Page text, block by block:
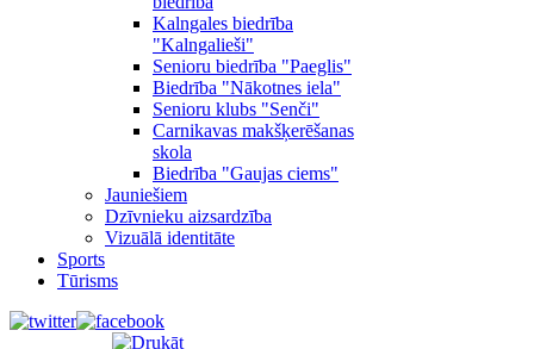
Kalngales biedrība
"Kalngalieši"
Senioru biedrība "Paeglis"
Biedrība "Nākotnes iela"
Senioru klubs "Senči"
Carnikavas makšķerēšanas
skola
Biedrība "Gaujas ciems"
Jauniešiem
Dzīvnieku aizsardzība
Vizuālā identitāte
Sports
Tūrisms